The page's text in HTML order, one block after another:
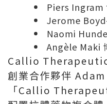
Piers Ingram
Jerome
Naomi
Angèle Maki
Callio
創業合作夥伴
「Callio